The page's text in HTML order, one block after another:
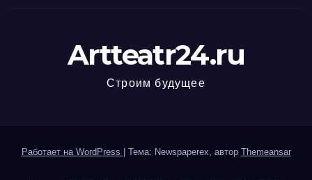
Artteatr24.ru
Строим будущее
Работает на WordPress Тема: Newspaperex, автор Themeansar